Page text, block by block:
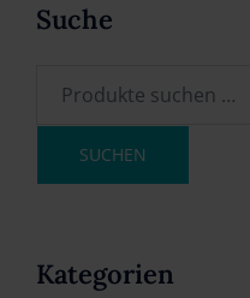
Suche
SUCHEN
Kategorien